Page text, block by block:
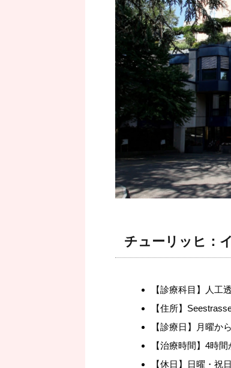
チューリッヒ：
【診療科目】人工
【住所】
【診療日】月曜か
【治療時間】4時
【休日】日曜・祝日